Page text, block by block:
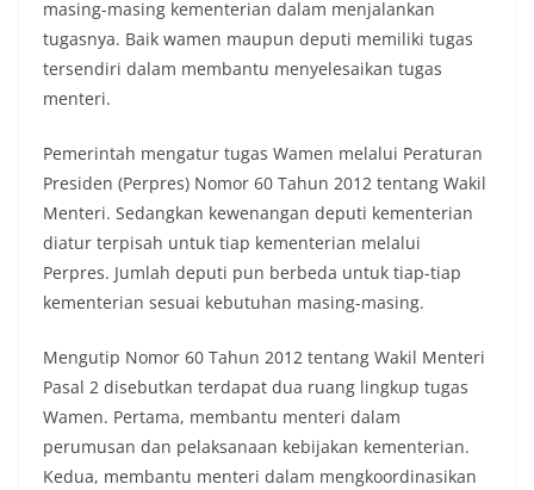
masing-masing kementerian dalam menjalankan
tugasnya. Baik wamen maupun deputi memiliki tugas
tersendiri dalam membantu menyelesaikan tugas
menteri.
Pemerintah mengatur tugas Wamen melalui Peraturan
Presiden (Perpres) Nomor 60 Tahun 2012 tentang Wakil
Menteri. Sedangkan kewenangan deputi kementerian
diatur terpisah untuk tiap kementerian melalui
Perpres. Jumlah deputi pun berbeda untuk tiap-tiap
kementerian sesuai kebutuhan masing-masing.
Mengutip Nomor 60 Tahun 2012 tentang Wakil Menteri
Pasal 2 disebutkan terdapat dua ruang lingkup tugas
Wamen. Pertama, membantu menteri dalam
perumusan dan pelaksanaan kebijakan kementerian.
Kedua, membantu menteri dalam mengkoordinasikan